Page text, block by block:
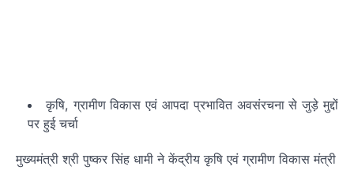
कृषि, ग्रामीण विकास एवं आपदा प्रभावित अवसंरचना से जुड़े मुद्दों
पर हुई चर्चा
मुख्यमंत्री श्री पुष्कर सिंह धामी ने केंद्रीय कृषि एवं ग्रामीण विकास मंत्री